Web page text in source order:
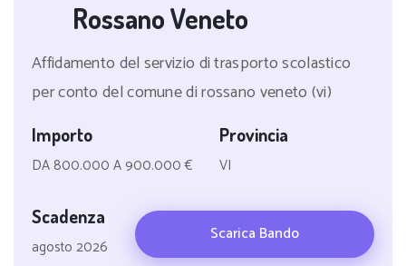
Rossano Veneto
Affidamento del servizio di trasporto scolastico
per conto del comune di rossano veneto (vi)
Importo
DA 800.000 A 900.000 €
Provincia
VI
Scadenza
agosto 2026
Scarica Bando